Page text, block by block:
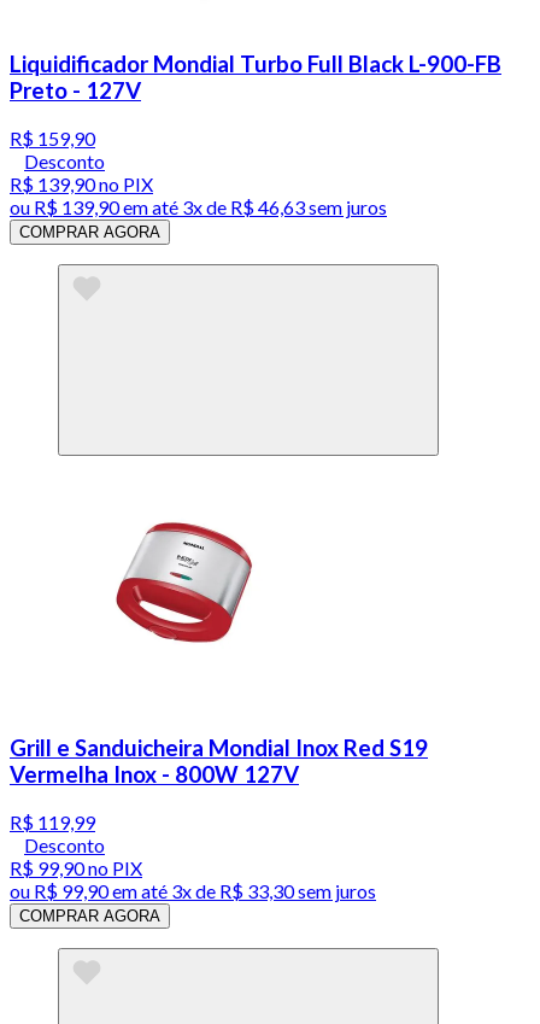
Liquidificador Mondial Turbo Full Black L-900-FB
Preto - 127V
R$ 159,90
Desconto
R$ 139,90no PIX
ou R$ 139,90em até 3x de R$ 46,63 sem juros
COMPRAR AGORA
Grill e Sanduicheira Mondial Inox Red S19
Vermelha Inox - 800W 127V
R$ 119,99
Desconto
R$ 99,90no PIX
ou R$ 99,90em até 3x de R$ 33,30 sem juros
COMPRAR AGORA